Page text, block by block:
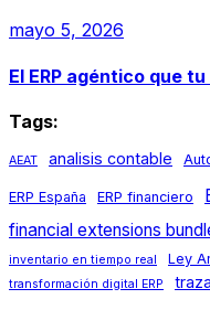
mayo 5, 2026
El ERP agéntico que
Tags:
AEAT analisis contable
ERP España ERP financiero
financial extensions
inventario en tiempo real Ley
transformación digital ERP